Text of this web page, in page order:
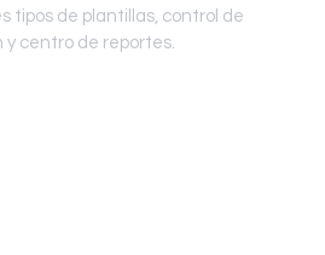
tipos de plantillas, control de
y centro de reportes.